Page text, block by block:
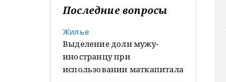
Последние вопросы
Жилье
Выделение доли мужу-
иностранцу при
использовании маткапитала